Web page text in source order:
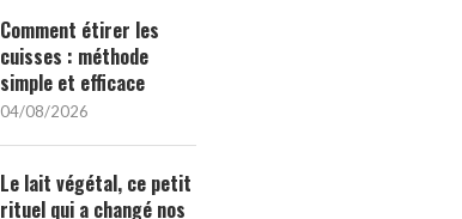
Comment étirer les
cuisses : méthode
simple et efficace
04/08/2026
Le lait végétal, ce petit
rituel qui a changé nos